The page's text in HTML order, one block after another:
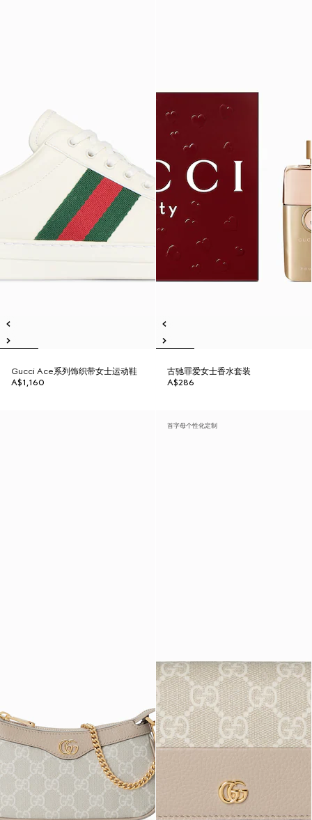
Gucci Ace系列饰织带女士运动鞋
A$1,160
古驰罪爱女士香水套装
A$286
首字母个性化定制